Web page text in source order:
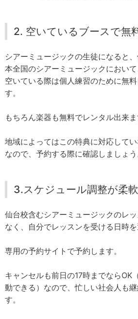
2. 空いているブースで無
シアーミュージックの生徒になると
本全国のシアーミュージックにおい
空いている際は個人練習のために無
す。
もちろん楽器も無料でレンタル出来ま
地域によってはこの特典に対応して
なので、予約する際に確認しましょう
3.スケジュール調整が柔軟
仙台校含むシアーミュージックのレ
なく、自分でレッスンを受ける日時を
専用の予約サイトで予約します。
キャンセルも前日の17時までならOK
動できる）なので、忙しい社会人も
す。